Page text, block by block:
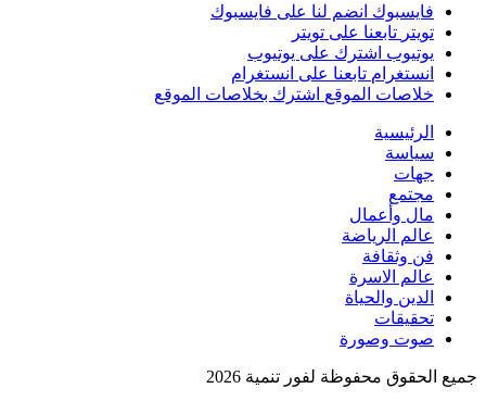
فايسبوك انضم لنا على فايسبوك
تويتر تابعنا على تويتر
يوتيوب اشترك على يوتيوب
انستغرام تابعنا على انستغرام
خلاصات الموقع اشترك بخلاصات الموقع
الرئيسية
سياسة
جهات
مجتمع
مال وأعمال
عالم الرياضة
فن وثقافة
عالم الاسرة
الدين والحياة
تحقيقات
صوت وصورة
جميع الحقوق محفوظة لفور تنمية 2026